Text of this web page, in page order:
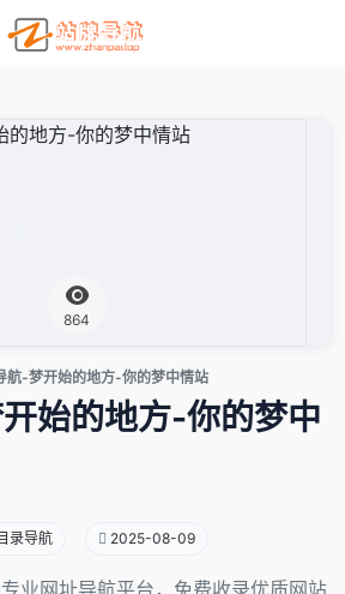
864
航-梦开始的地方-你的梦中情站
始的地方-你的梦中
录导航 2025-08-09
业网址导航平台，免费收录优质网站